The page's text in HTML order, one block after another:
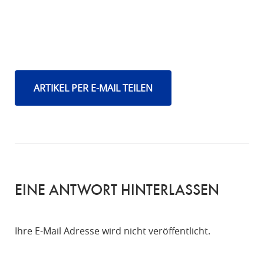
ARTIKEL PER E-MAIL TEILEN
EINE ANTWORT HINTERLASSEN
Ihre E-Mail Adresse wird nicht veröffentlicht.